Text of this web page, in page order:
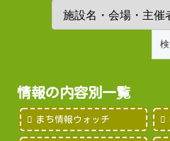
情報の内容別一覧
まち情報ウォッチ